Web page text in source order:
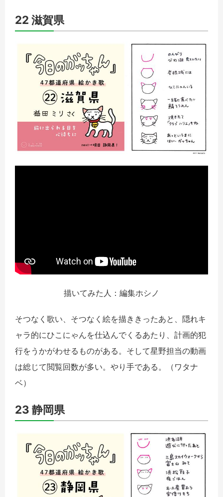
22 滋賀県
描いてみた人：編集ホシノ
そつなく歌い、そつなく絵を描ききったあと、隠れキ
ャラ的にひこにゃんを仕込んでくるあたり、計画的犯
行をうかがわせるものがある。そして星野担当の動画
は総じて閲覧回数が多い。やり手である。
（ワタナ
ベ）
23 静岡県